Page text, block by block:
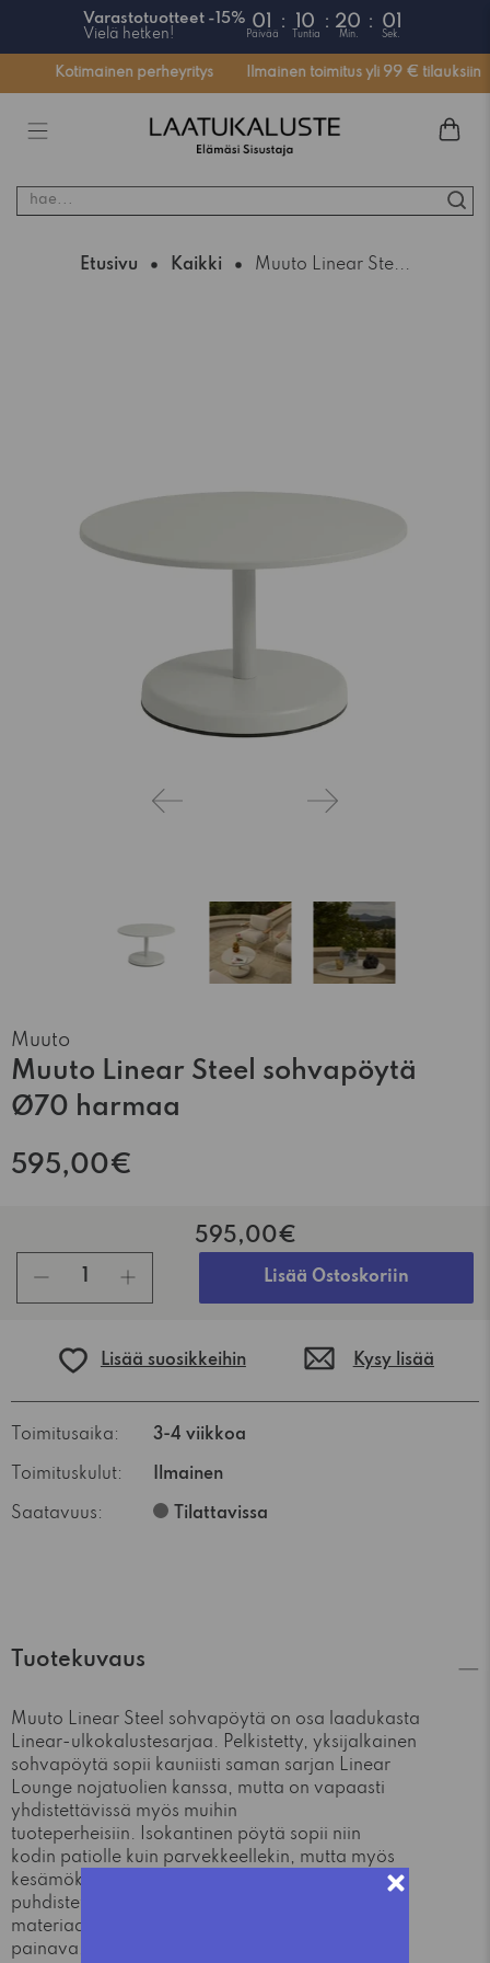
Varastotuotteet -15%
Vielä hetken!
01 : 10
Kotimainen perheyritys Ilmainen toimitus yli 99 € tilauksiin
hae...
Etusivu Kaikki Muuto Linear Ste...
Muuto
Muuto Linear Steel sohvapöytä
Ø70 harmaa
595,00€
595,00€
Lisää Ostoskoriin
Lisää suosikkeihin Kysy lisää
Toimitusaika: 3-4 viikkoa
Toimituskulut: Ilmainen
Saatavuus: Tilattavissa
Tuotekuvaus
Muuto Linear Steel sohvapöytä on osa laadukasta
Linear-ulkokalustesarjaa. Pelkistetty, yksijalkainen
sohvapöytä sopii kauniisti saman sarjan Linear
Lounge nojatuolien kanssa, mutta on vapaasti
yhdistettävissä myös muihin
tuoteperheisiin. Isokantinen pöytä sopii niin
kodin patiolle kuin parvekkeellekin, mutta myös
kesämökeille ja ravintoloiden terasseille. Helposti
puhdistettava Linear Steel sohvapöytä on
materiaalinsa ansiosta vankka ja sen verran
painava, että se pysyy tukevasti maassa